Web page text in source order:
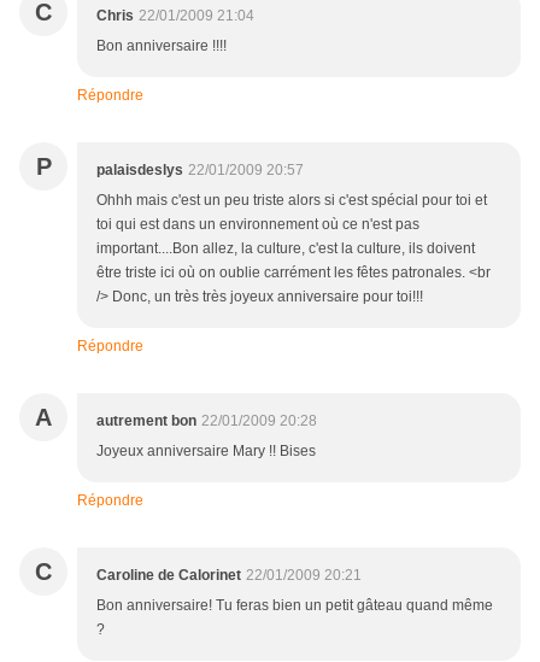
C Chris 22/01/2009 21:04
Bon anniversaire !!!!
Répondre
P palaisdeslys 22/01/2009 20:57
Ohhh mais c'est un peu triste alors si c'est spécial pour toi et
toi qui est dans un environnement où ce n'est pas
important....Bon allez, la culture, c'est la culture, ils doivent
être triste ici où on oublie carrément les fêtes patronales. <br
/> Donc, un très très joyeux anniversaire pour toi!!!
Répondre
A autrement bon 22/01/2009 20:28
Joyeux anniversaire Mary !! Bises
Répondre
C Caroline de Calorinet 22/01/2009 20:21
Bon anniversaire! Tu feras bien un petit gâteau quand même
?